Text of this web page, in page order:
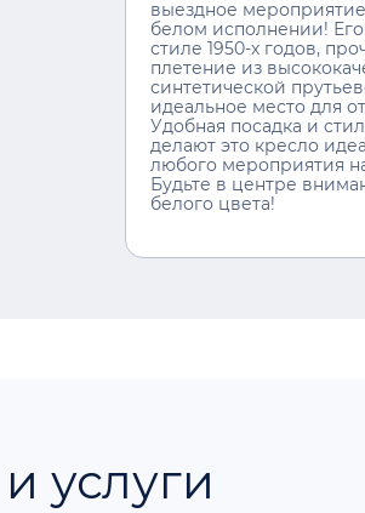
выездное
белом исполнении!
стиле 1950-х годов,
плетение из
синтетической
идеальное место для
Удобная посадка и
делают это кресло
любого мероприятия
Будьте в центре
белого цвета!
услуги